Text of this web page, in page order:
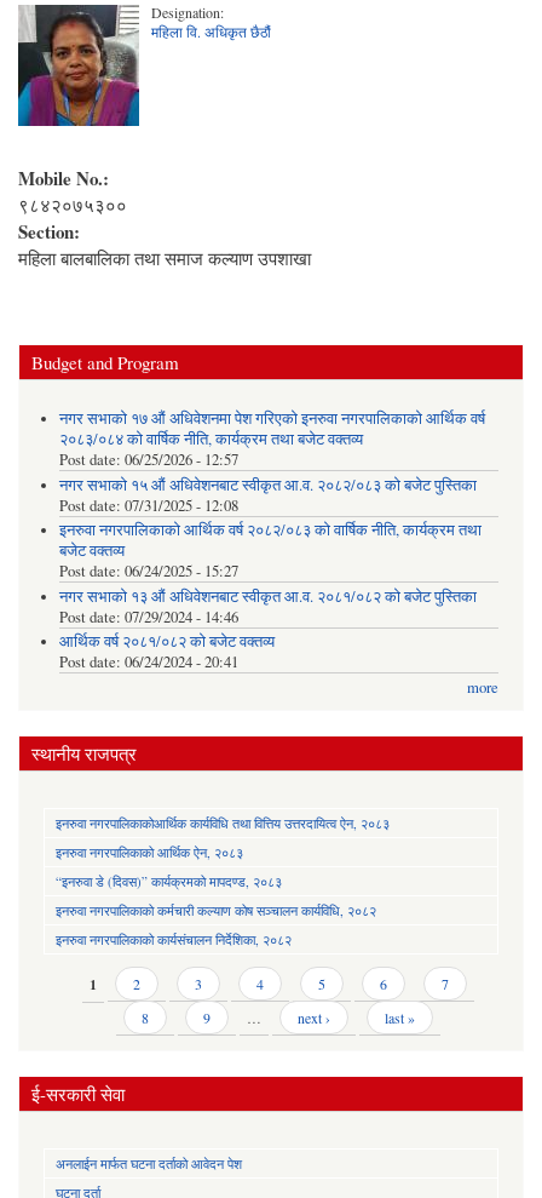
Designation:
महिला वि. अधिकृत छैठौं
Mobile No.:
९८४२०७५३००
Section:
महिला बालबालिका तथा समाज कल्याण उपशाखा
Budget and Program
नगर सभाको १७ औं अधिवेशनमा पेश गरिएको इनरुवा नगरपालिकाको आर्थिक वर्ष
२०८३/०८४ को वार्षिक नीति, कार्यक्रम तथा बजेट वक्तव्य
Post date: 06/25/2026 - 12:57
नगर सभाको १५ औं अधिवेशनबाट स्वीकृत आ.व. २०८२/०८३ को बजेट पुस्तिका
Post date: 07/31/2025 - 12:08
इनरुवा नगरपालिकाको आर्थिक वर्ष २०८२/०८३ को वार्षिक नीति, कार्यक्रम तथा
बजेट वक्तव्य
Post date: 06/24/2025 - 15:27
नगर सभाको १३ औं अधिवेशनबाट स्वीकृत आ.व. २०८१/०८२ को बजेट पुस्तिका
Post date: 07/29/2024 - 14:46
आर्थिक वर्ष २०८१/०८२ को बजेट वक्तव्य
Post date: 06/24/2024 - 20:41
more
स्थानीय राजपत्र
इनरुवा नगरपालिकाकोआर्थिक कार्यविधि तथा वित्तिय उत्तरदायित्व ऐन, २०८३
इनरुवा नगरपालिकाको आर्थिक ऐन, २०८३
“इनरुवा डे (दिवस)” कार्यक्रमको मापदण्ड, २०८३
इनरुवा नगरपालिकाको कर्मचारी कल्याण कोष सञ्चालन कार्यविधि, २०८२
इनरुवा नगरपालिकाको कार्यसंचालन निर्देशिका, २०८२
Pages1 2 3 4 5 6
7
8
9 … next › last »
ई-सरकारी सेवा
अनलाईन मार्फत घटना दर्ताको आवेदन पेश
घटना दर्ता